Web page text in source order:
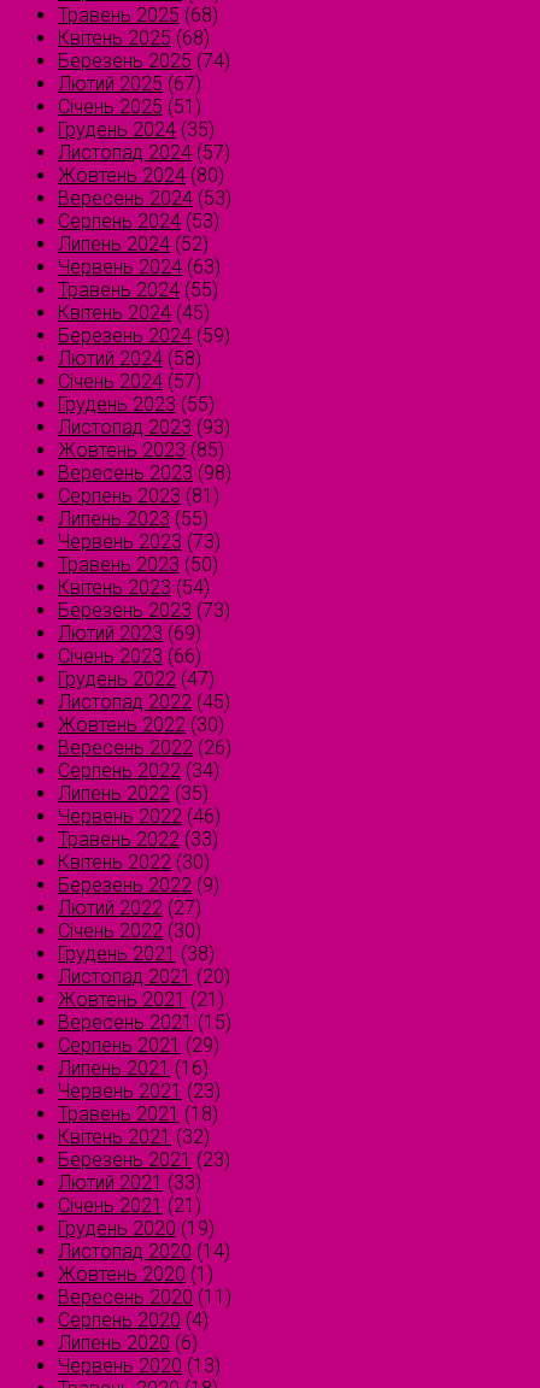
Травень 2025 (68)
Квітень 2025 (68)
Березень 2025 (74)
Лютий 2025 (67)
Січень 2025 (51)
Грудень 2024 (35)
Листопад 2024 (57)
Жовтень 2024 (80)
Вересень 2024 (53)
Серпень 2024 (53)
Липень 2024 (52)
Червень 2024 (63)
Травень 2024 (55)
Квітень 2024 (45)
Березень 2024 (59)
Лютий 2024 (58)
Січень 2024 (57)
Грудень 2023 (55)
Листопад 2023 (93)
Жовтень 2023 (85)
Вересень 2023 (98)
Серпень 2023 (81)
Липень 2023 (55)
Червень 2023 (73)
Травень 2023 (50)
Квітень 2023 (54)
Березень 2023 (73)
Лютий 2023 (69)
Січень 2023 (66)
Грудень 2022 (47)
Листопад 2022 (45)
Жовтень 2022 (30)
Вересень 2022 (26)
Серпень 2022 (34)
Липень 2022 (35)
Червень 2022 (46)
Травень 2022 (33)
Квітень 2022 (30)
Березень 2022 (9)
Лютий 2022 (27)
Січень 2022 (30)
Грудень 2021 (38)
Листопад 2021 (20)
Жовтень 2021 (21)
Вересень 2021 (15)
Серпень 2021 (29)
Липень 2021 (16)
Червень 2021 (23)
Травень 2021 (18)
Квітень 2021 (32)
Березень 2021 (23)
Лютий 2021 (33)
Січень 2021 (21)
Грудень 2020 (19)
Листопад 2020 (14)
Жовтень 2020 (1)
Вересень 2020 (11)
Серпень 2020 (4)
Липень 2020 (6)
Червень 2020 (13)